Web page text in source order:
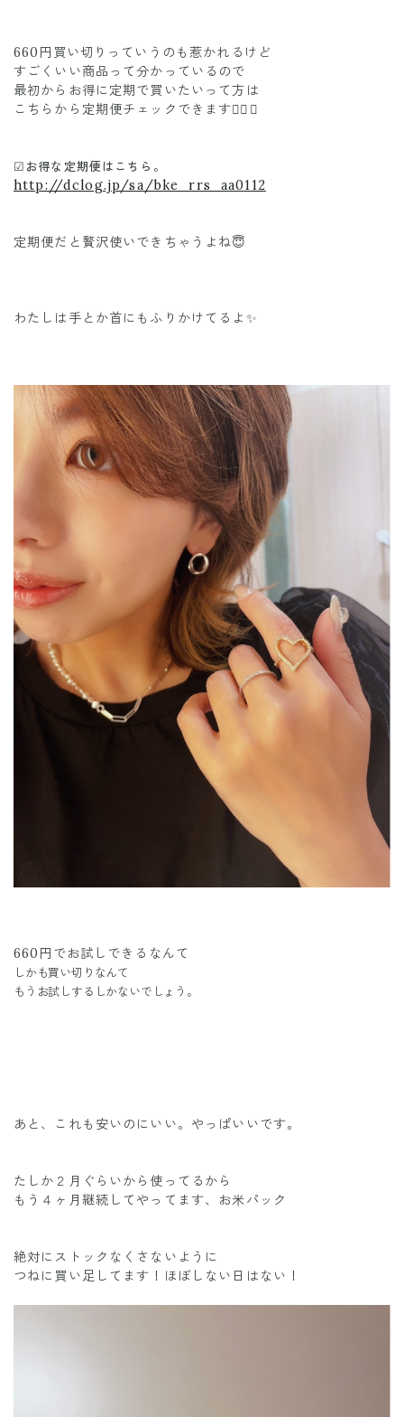
660円買い切りっていうのも惹かれるけど
すごくいい商品って分かっているので
最初からお得に定期で買いたいって方は
こちらから定期便チェックできます🖐🏾✨
☑︎お得な定期便はこちら。
http://dclog.jp/sa/bke_rrs_aa0112
定期便だと贅沢使いできちゃうよね😇
わたしは手とか首にもふりかけてるよ✨
660円でお試しできるなんて
しかも買い切りなんて
もうお試しするしかないでしょう。
あと、これも安いのにいい。やっぱいいです。
たしか２月ぐらいから使ってるから
もう４ヶ月継続してやってます、お米パック
絶対にストックなくさないように
つねに買い足してます！ほぼしない日はない！